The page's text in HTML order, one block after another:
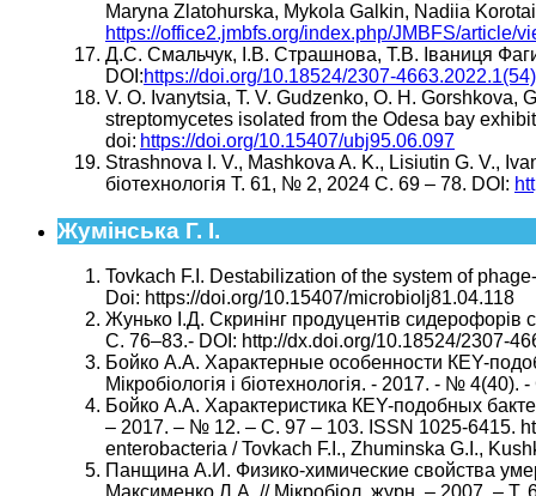
Maryna Zlatohurska, Mykola Galkin, Nadiia
https://office2.jmbfs.org/index.php/JMBFS/article/
Д.С. Смальчук, І.В. Страшнова, Т.В. Іваниця
DOI:https://doi.org/10.18524/2307-
V. O. Ivanytsia, T. V. Gudzenko, O. H. Gorshkova,
streptomycetes isolated from the Odesa bay
doi: https://doi.org/10.15407/ubj95.06.097
Strashnova I. V., Mashkova A. K., Lisiutin G. V.,
біотехнологія Т. 61, № 2, 2024 С. 69 – 78. DOI:
Жумінська Г. І.
Tovkach F.I. Destabilization of the system of
Doi: https://doi.org/10.15407/microbiolj81.04.118
Жунько І.Д. Скринінг продуцентів сидерофорів
С. 76–83.- DOI: http://dx.doi.org/10.18524/2307-
Бойко А.А. Характерные особенности КЕY-
Мікробіологія і біотехнологія. - 2017. - №
Бойко А.А. Характеристика КЕY-подобных
– 2017. – № 12. – С. 97 – 103. ISSN 1025-6415.
enterobacteria / Tovkach F.I., Zhuminska G.I.,
Панщина А.И. Физико-химические свойства